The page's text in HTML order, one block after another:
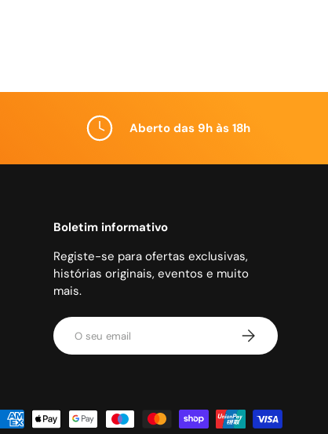
Aberto das 9h às 18h
Boletim informativo
Registe-se para ofertas exclusivas,
histórias originais, eventos e muito
mais.
Email
Subscrever